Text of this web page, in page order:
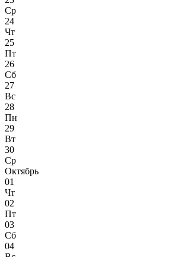
Ср
24
Чт
25
Пт
26
Сб
27
Вс
28
Пн
29
Вт
30
Ср
Октябрь
01
Чт
02
Пт
03
Сб
04